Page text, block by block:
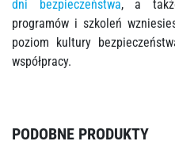
dni bezpieczeństwa, a
programów i szkoleń
poziom kultury
współpracy.
PODOBNE PRODUKTY